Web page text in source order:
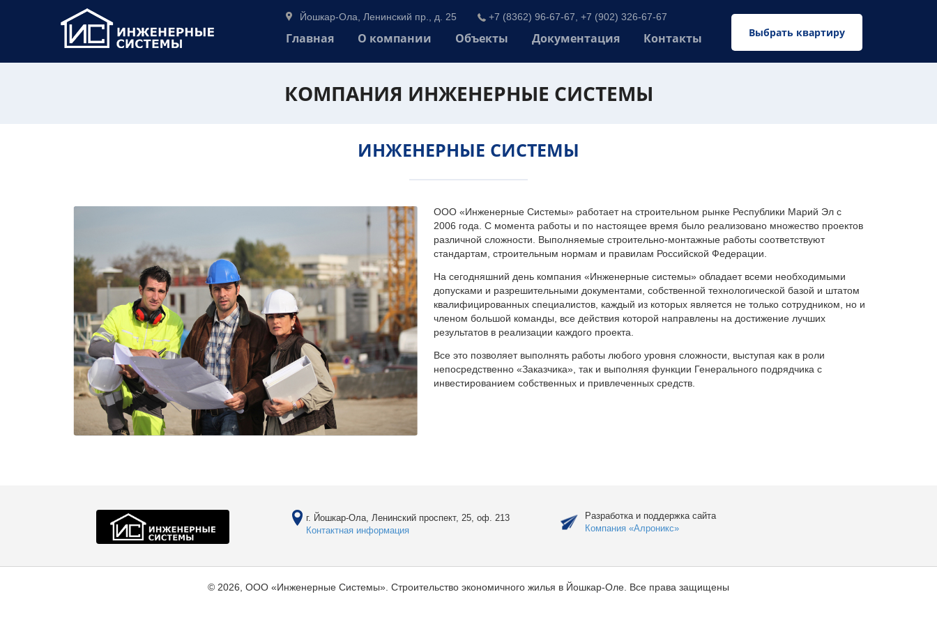
Выбрать квартиру
Йошкар-Ола, Ленинский пр., д. 25 +7 (8362) 96-67-67, +7 (902) 326-67-67
Главная О компании Объекты Документация Контакты
КОМПАНИЯ ИНЖЕНЕРНЫЕ СИСТЕМЫ
ИНЖЕНЕРНЫЕ СИСТЕМЫ
ООО «Инженерные Системы» работает на строительном рынке Республики Марий Эл с
2006 года. С момента работы и по настоящее время было реализовано множество проектов
различной сложности. Выполняемые строительно-монтажные работы соответствуют
стандартам, строительным нормам и правилам Российской Федерации.
На сегодняшний день компания «Инженерные системы» обладает всеми необходимыми
допусками и разрешительными документами, собственной технологической базой и штатом
квалифицированных специалистов, каждый из которых является не только сотрудником, но и
членом большой команды, все действия которой направлены на достижение лучших
результатов в реализации каждого проекта.
Все это позволяет выполнять работы любого уровня сложности, выступая как в роли
непосредственно «Заказчика», так и выполняя функции Генерального подрядчика с
инвестированием собственных и привлеченных средств.
г. Йошкар-Ола, Ленинский проспект, 25, оф. 213
Контактная информация
Разработка и поддержка сайта
Компания «Алроникс»
© 2026, ООО «Инженерные Системы». Строительство экономичного жилья в Йошкар-Оле. Все права защищены